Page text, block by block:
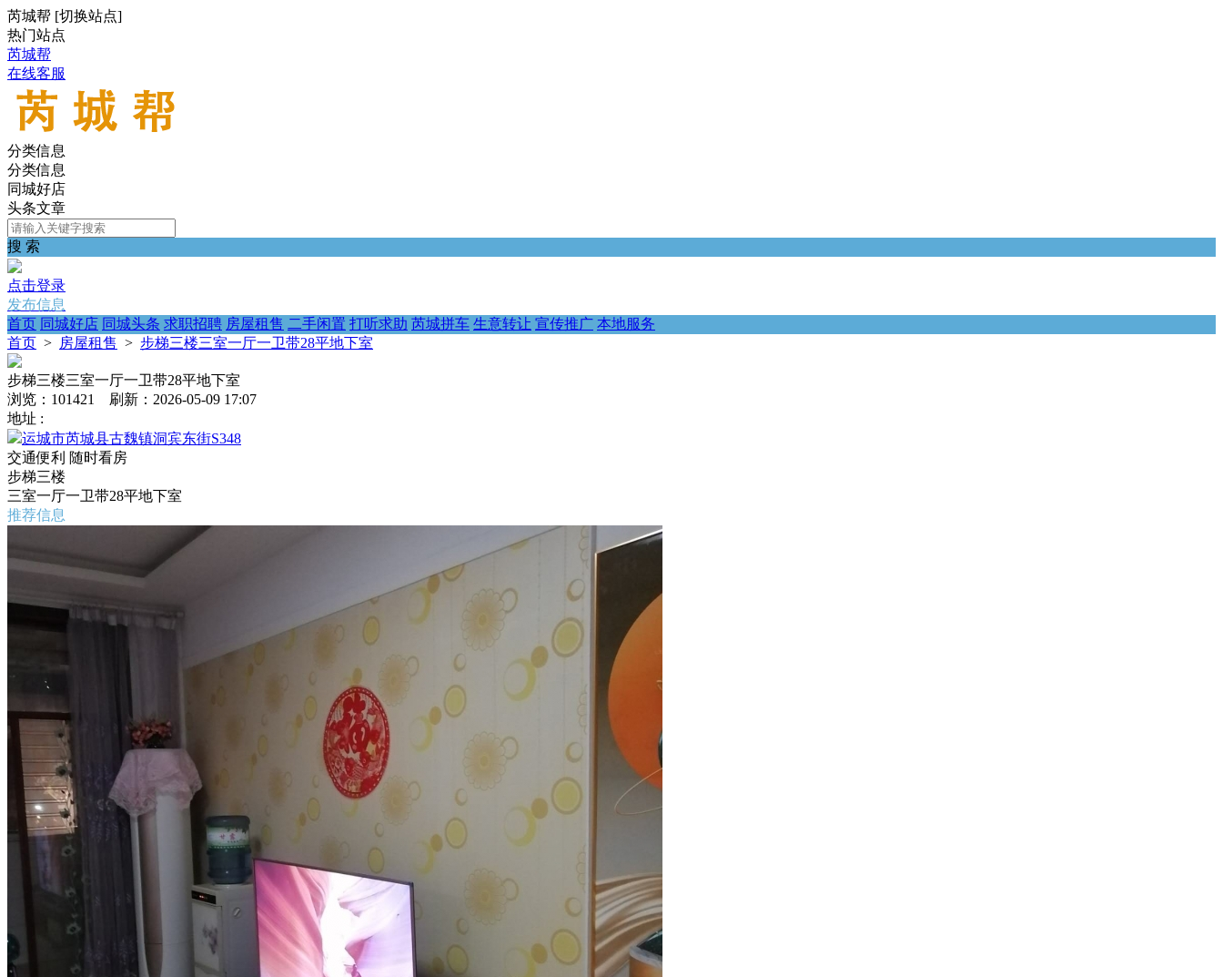
芮城帮 [切换站点]
热门站点
芮城帮
在线客服
分类信息
分类信息
同城好店
头条文章
搜 索
点击登录
发布信息
首页 同城好店 同城头条 求职招聘 房屋租售 二手闲置 打听求助 芮城拼车 生意转让 宣传推广 本地服务
首页 > 房屋租售 > 步梯三楼三室一厅一卫带28平地下室
步梯三楼三室一厅一卫带28平地下室
浏览：101421 刷新：2026-05-09 17:07
地址 :
运城市芮城县古魏镇洞宾东街S348
交通便利 随时看房
步梯三楼
三室一厅一卫带28平地下室
推荐信息